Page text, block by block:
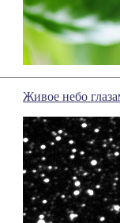
Живое небо